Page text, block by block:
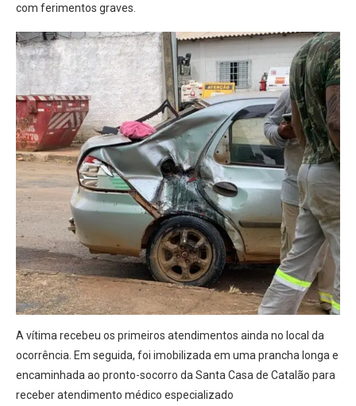
com ferimentos graves.
A vítima recebeu os primeiros atendimentos ainda no local da
ocorrência. Em seguida, foi imobilizada em uma prancha longa e
encaminhada ao pronto-socorro da Santa Casa de Catalão para
receber atendimento médico especializado